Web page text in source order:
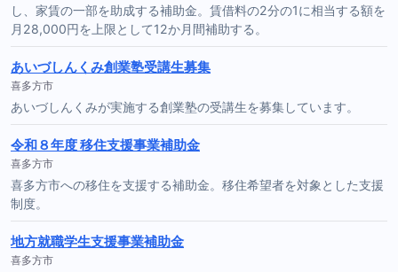
し、家賃の一部を助成する補助金。賃借料の2分の1に相当する額を
月28,000円を上限として12か月間補助する。
あいづしんくみ創業塾受講生募集
喜多方市
あいづしんくみが実施する創業塾の受講生を募集しています。
令和８年度 移住支援事業補助金
喜多方市
喜多方市への移住を支援する補助金。移住希望者を対象とした支援
制度。
地方就職学生支援事業補助金
喜多方市